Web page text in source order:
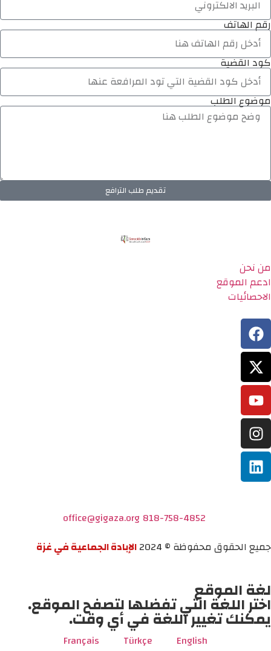
رقم الهاتف
كود القضية
موضوع الطلب
تقديم طلب الترافع
من نحن
ادعم الموقع
الاحصائيات
818-758-4852
office@gigaza.org
جميع الحقوق محفوظة © 2024
الإبادة الجماعية في غزة
لغة الموقع
اختر اللغة التي تفضلها لتصفح الموقع.
يمكنك تغيير اللغة في أي وقت.
English
Türkçe
Français